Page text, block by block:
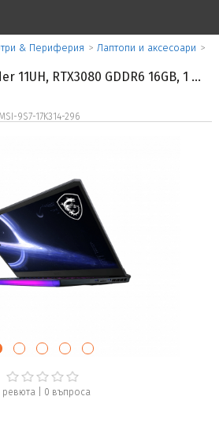
& Периферия > Лаптопи и аксесоари >
11UH, RTX3080 GDDR6 16GB, 1 ...
9S7-17K314-296
ревюта| 0 въпроса